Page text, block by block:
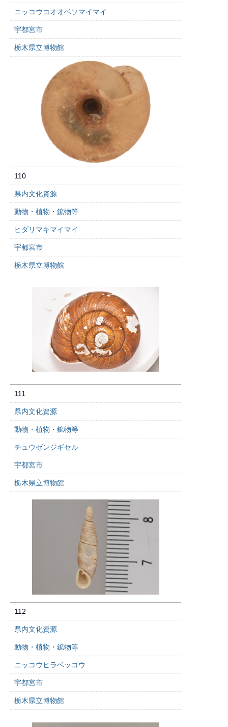
ニッコウコオオベソマイマイ
宇都宮市
栃木県立博物館
110
県内文化資源
動物・植物・鉱物等
ヒダリマキマイマイ
宇都宮市
栃木県立博物館
111
県内文化資源
動物・植物・鉱物等
チュウゼンジギセル
宇都宮市
栃木県立博物館
112
県内文化資源
動物・植物・鉱物等
ニッコウヒラベッコウ
宇都宮市
栃木県立博物館